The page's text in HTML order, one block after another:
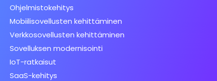
Ohjelmistokehitys
Mobiilisovellusten kehittäminen
Verkkosovellusten kehittäminen
Sovelluksen modernisointi
IoT-ratkaisut
SaaS-kehitys